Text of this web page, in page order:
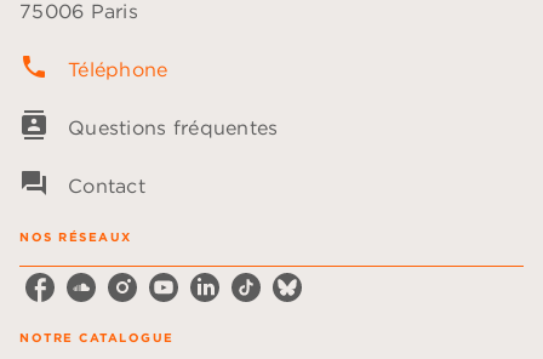
75006 Paris
phone Téléphone
contacts Questions fréquentes
question_answer Contact
NOS RÉSEAUX
NOTRE CATALOGUE